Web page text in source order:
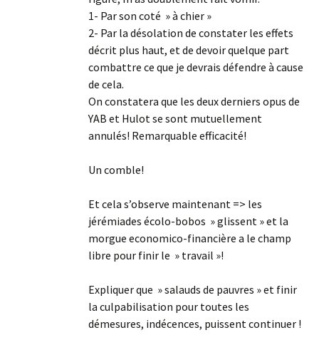
1- Par son coté » à chier »
2- Par la désolation de constater les effets
décrit plus haut, et de devoir quelque part
combattre ce que je devrais défendre à cause
de cela.
On constatera que les deux derniers opus de
YAB et Hulot se sont mutuellement
annulés! Remarquable efficacité!
Un comble!
Et cela s’observe maintenant => les
jérémiades écolo-bobos » glissent » et la
morgue economico-financière a le champ
libre pour finir le » travail »!
Expliquer que » salauds de pauvres » et finir
la culpabilisation pour toutes les
démesures, indécences, puissent continuer !